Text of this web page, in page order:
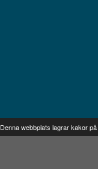
Denna webbplats lagrar kakor på